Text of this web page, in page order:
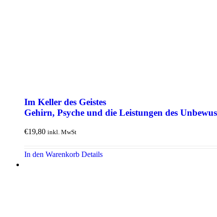
Im Keller des Geistes
Gehirn, Psyche und die Leis­tungen des
€19,80 inkl. MwSt
In den Warenkorb Details